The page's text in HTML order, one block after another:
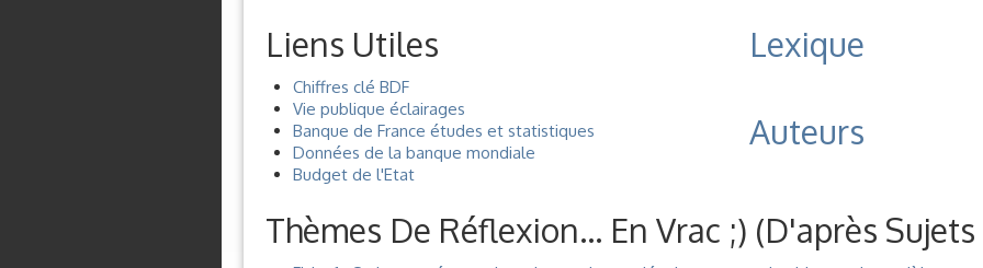
Liens Utiles
Chiffres clé BDF
Vie publique éclairages
Banque de France études et statistiques
Données de la banque mondiale
Budget de l'Etat
Lexique
Auteurs
Thèmes De Réflexion... En Vrac ;) (d'après